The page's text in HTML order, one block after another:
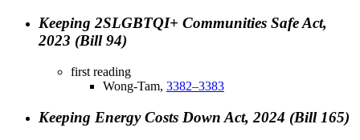
Keeping 2SLGBTQI+ Communities Safe Act,
2023 (Bill 94)
first reading
Wong-Tam, 3382–3383
Keeping Energy Costs Down Act, 2024 (Bill 165)